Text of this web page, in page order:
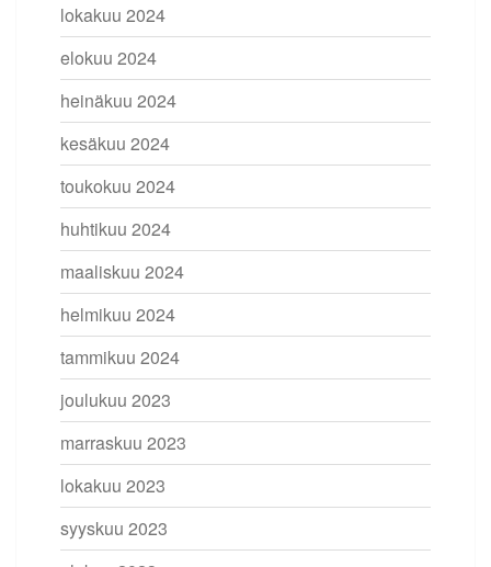
lokakuu 2024
elokuu 2024
heinäkuu 2024
kesäkuu 2024
toukokuu 2024
huhtikuu 2024
maaliskuu 2024
helmikuu 2024
tammikuu 2024
joulukuu 2023
marraskuu 2023
lokakuu 2023
syyskuu 2023